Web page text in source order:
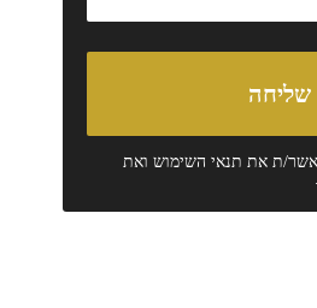
ת את תנאי השימושואת